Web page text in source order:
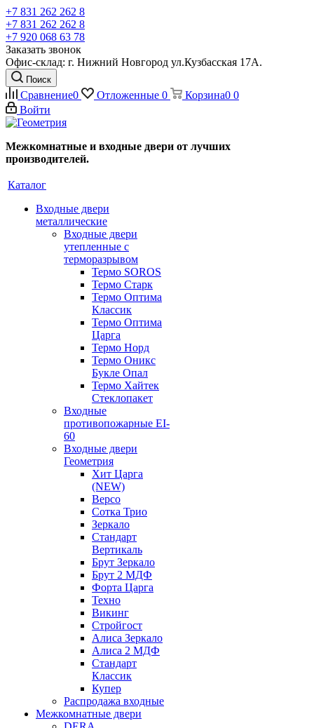
+7 831 262 262 8
+7 831 262 262 8
+7 920 068 63 78
Заказать звонок
Офис-склад: г. Нижний Новгород ул.Кузбасская 17А.
Поиск
Сравнение0 Отложенные 0 Корзина0 0
Войти
Межкомнатные и входные двери от лучших
производителей.
Каталог
Входные двери
металлические
Входные двери
утепленные с
терморазрывом
Термо SOROS
Термо Старк
Термо Оптима
Классик
Термо Оптима
Царга
Термо Норд
Термо Оникс
Букле Опал
Термо Хайтек
Стеклопакет
Входные
противопожарные EI-
60
Входные двери
Геометрия
Хит Царга
(NEW)
Версо
Сотка Трио
Зеркало
Стандарт
Вертикаль
Брут Зеркало
Брут 2 МДФ
Форта Царга
Техно
Викинг
Стройгост
Алиса Зеркало
Алиса 2 МДФ
Стандарт
Классик
Купер
Распродажа входные
Межкомнатные двери